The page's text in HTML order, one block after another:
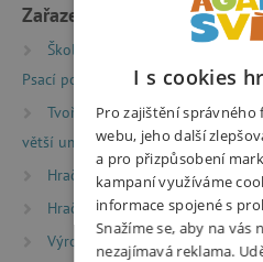
Zařazeno v kategoriích
Školní batohy a aktovky
Psací potřeby a doplňky
Tvoření
Výtvarné potřeby
větší umělce
Hračky dle věku
Hry a
Hračky dle věku
Hry a
Výrobci
STABILO
I s cookies
Pro zajištění
webu, jeho další
a pro přizpůsobení
kampaní využíváme
informace spojené s
Snažíme se, aby na vás
nezajímavá reklama.